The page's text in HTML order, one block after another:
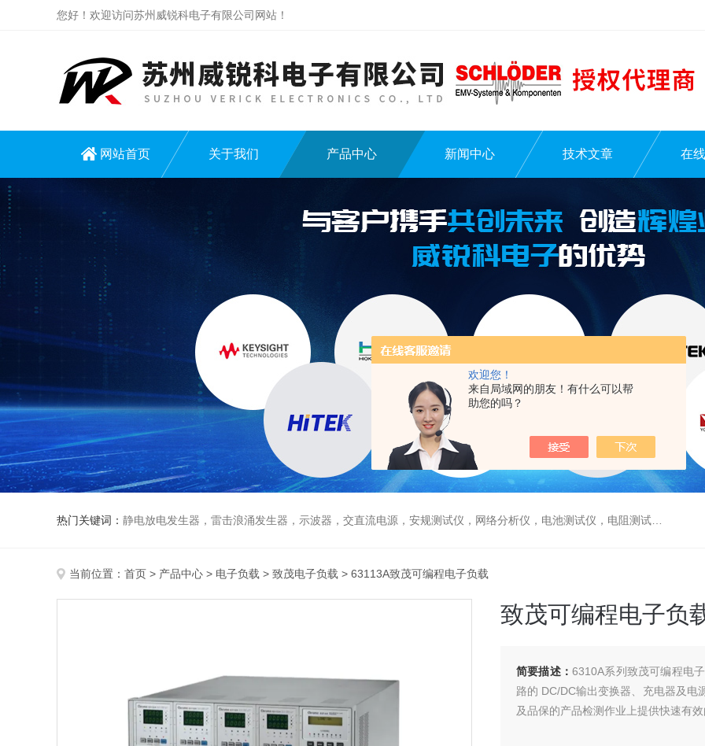
欢迎您！
来自局域网的朋友！有什么可以帮
助您的吗？
您好！欢迎访问苏州威锐科电子有限公司网站！
网站首页 关于我们 产品中心 新闻中心 技术文章 在
热门关键词： 静电放电发生器，雷击浪涌发生器，示波器，交直流电源，安规测试仪，网络分析仪，电池测试仪，电阻测试仪，数据采集仪
当前位置： 首页 > 产品中心 > 电子负载 > 致茂电子负载 > 63113A致茂可编程电子负载
致茂可编程电子负
简要描述：6310A系列致茂可编程电
路的 DC/DC输出变换器、充电器及电
及品保的产品检测作业上提供快速有效